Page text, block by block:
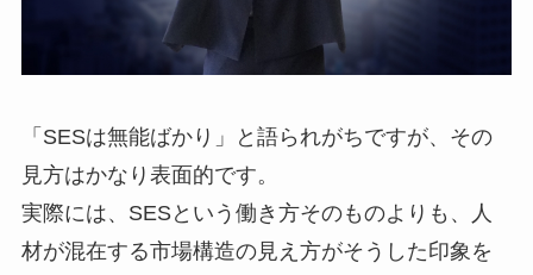
「SESは無能ばかり」と語られがちですが、その
見方はかなり表面的です。
実際には、SESという働き方そのものよりも、人
材が混在する市場構造の見え方がそうした印象を